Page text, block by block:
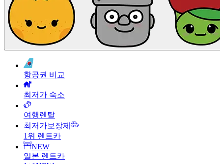
항공권 비교
최저가 숙소
여행렌탈
최저가보장제
1위 렌트카
NEW
일본 렌트카